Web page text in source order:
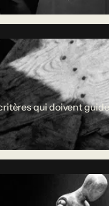
qui doivent